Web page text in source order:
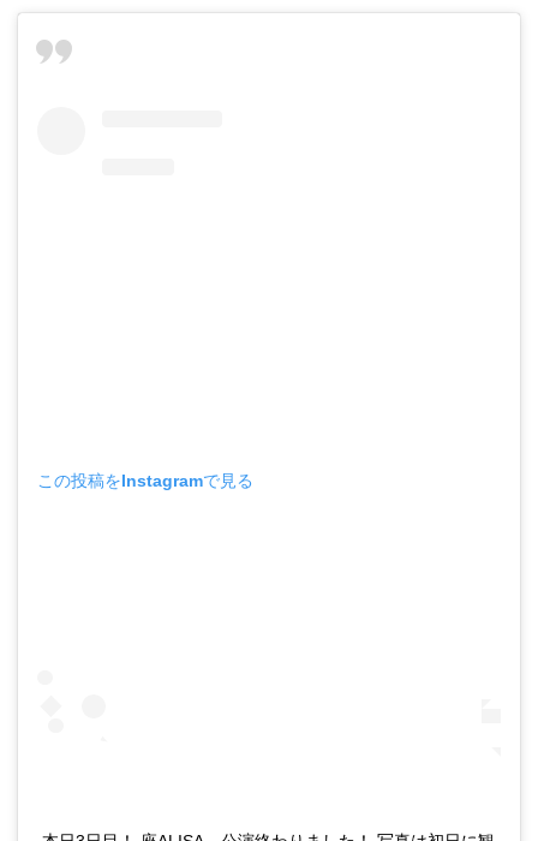
この投稿をInstagramで見る